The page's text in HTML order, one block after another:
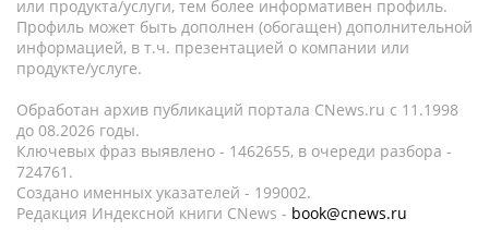
или продукта/услуги, тем более информативен профиль.
Профиль может быть дополнен (обогащен) дополнительной
информацией, в т.ч. презентацией о компании или
продукте/услуге.
Обработан архив публикаций портала CNews.ru c 11.1998
до 08.2026 годы.
Ключевых фраз выявлено - 1462655, в очереди разбора -
724761.
Создано именных указателей - 199002.
Редакция Индексной книги CNews - book@cnews.ru